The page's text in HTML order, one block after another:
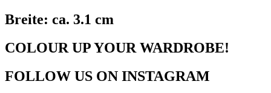
Breite: ca. 3.1 cm
COLOUR UP YOUR WARDROBE!
FOLLOW US ON INSTAGRAM